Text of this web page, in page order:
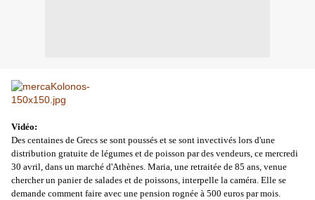
Vidéo:
Des centaines de Grecs se sont poussés et se sont invectivés lors d'une
distribution gratuite de légumes et de poisson par des vendeurs, ce mercredi
30 avril, dans un marché d'Athènes. Maria, une retraitée de 85 ans, venue
chercher un panier de salades et de poissons, interpelle la caméra. Elle se
demande comment faire avec une pension rognée à 500 euros par mois.